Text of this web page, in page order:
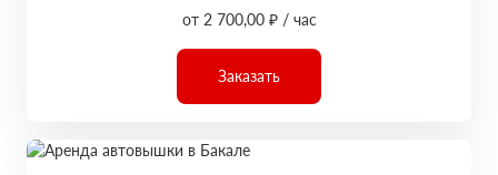
от 2 700,00 ₽ / час
Заказать